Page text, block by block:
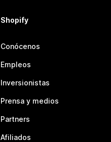
Shopify
Conócenos
Empleos
Inversionistas
Prensa y medios
Partners
Afiliados